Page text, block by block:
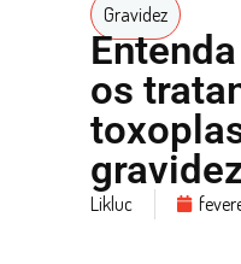
Gravidez
os
Likluc